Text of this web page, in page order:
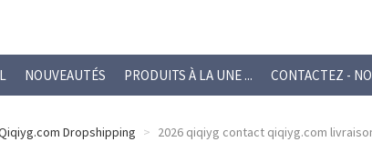
NOUVEAUTÉS PRODUITS À LA UNE ... CONTACTEZ -
Dropshipping 2026 qiqiyg contact qiqiyg.com